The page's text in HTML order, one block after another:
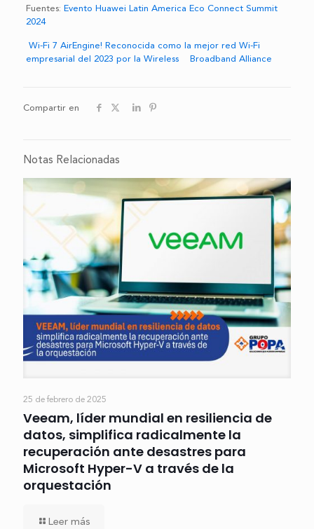
Fuentes: Evento Huawei Latin America Eco Connect Summit
2024
Wi-Fi 7 AirEngine! Reconocida como la mejor red Wi-Fi
empresarial del 2023 por la Wireless Broadband Alliance
Compartir en
Notas Relacionadas
25 de febrero de 2025
Veeam, líder mundial en resiliencia de
datos, simplifica radicalmente la
recuperación ante desastres para
Microsoft Hyper-V a través de la
orquestación
Leer más